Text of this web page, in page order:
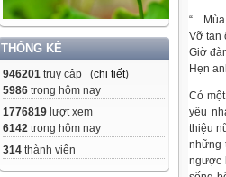
THỐNG KÊ
946201 truy cập (chi tiết)
5986 trong hôm nay
1776819 lượt xem
6142 trong hôm nay
314 thành viên
“...
Vỡ tan
Giờ
Hẹn
Có
yêu
thiệu
những
ngược